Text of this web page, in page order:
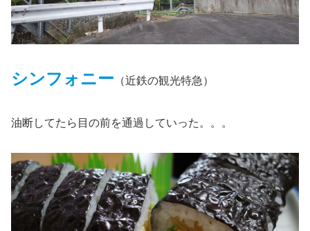
シンフォニー （近鉄の観光特急）
油断してたら目の前を通過していった。。。